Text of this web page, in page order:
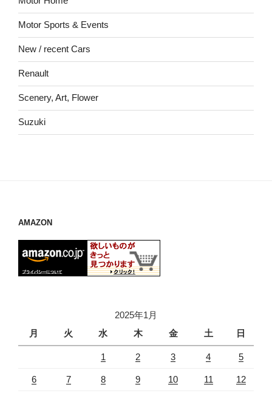
Motor Sports & Events
New / recent Cars
Renault
Scenery, Art, Flower
Suzuki
AMAZON
2025年1月
月
火 水 木 金 土 日
1 2 3 4 5
6 7 8 9 10 11 12